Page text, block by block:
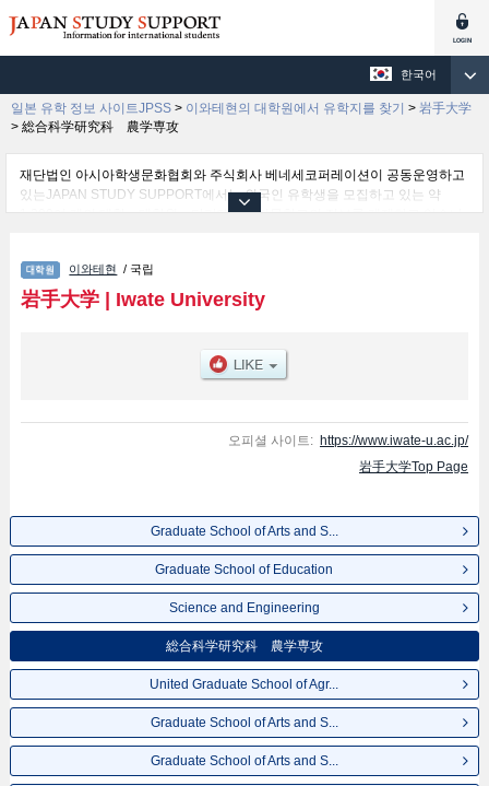
한국어
일본 유학 정보 사이트JPSS > 이와테현의 대학원에서 유학지를 찾기 > 岩手大学
> 総合科学研究科 農学専攻
재단법인 아시아학생문화협회와 주식회사 베네세코퍼레이션이 공동운영하고
있는JAPAN STUDY SUPPORT에서는 외국인 유학생을 모집하고 있는 약
1,300여 개의 대학・대학원・단기대학・전문학교의 정보를 게재하고 있습니
Arts and Sciences - Division of Interdisciplinary Cultural Studies및Graduate
School of Education및Science and Engineering및総合科学研究科 農学専
攻및United Graduate School of Agricultural Sciences (UGAS)및Graduate
Management및Graduate School of Arts and Sciences - Division of Science
and Engineering및Graduate School of Veterinary Sciences 등의 연구과별 정
이와테현 / 국립
岩手大学| Iwate University
오피셜 사이트: https://www.iwate-u.ac.jp/
岩手大学Top Page
Graduate School of Arts and S...
Graduate School of Education
Science and Engineering
総合科学研究科 農学専攻
United Graduate School of Agr...
Graduate School of Arts and S...
Graduate School of Arts and S...